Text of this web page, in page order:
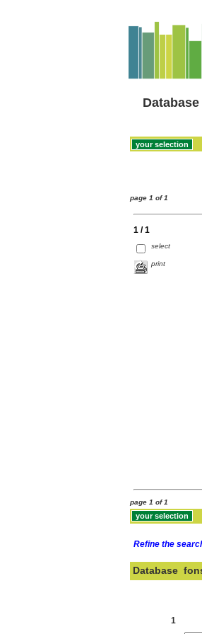
page 1 of 1
1 / 1
select
print
page 1 of 1
Refine the
Database
1